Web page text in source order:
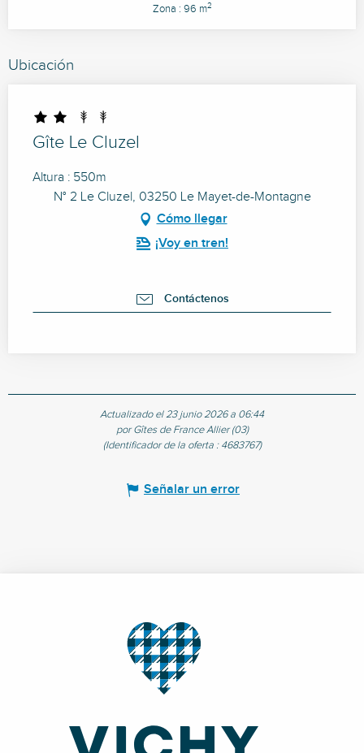
Zona : 96 m2
Ubicación
Gîte Le Cluzel
Altura : 550m
N° 2 Le Cluzel, 03250 Le Mayet-de-Montagne
Cómo llegar
¡Voy en tren!
Contáctenos
Actualizado el 23 junio 2026 a 06:44
por Gîtes de France Allier (03)
(Identificador de la oferta : 4683767)
Señalar un error